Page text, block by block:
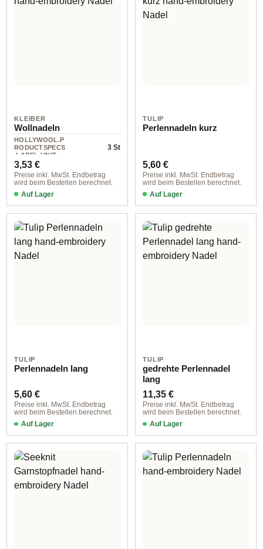
KLEIBER
Wollnadeln
HOLLYWOOL.P
RODUCTSPECS
.LABEL.UNIT
3 St
Regulärer Preis:
3,53 €
Preise inkl. MwSt. Endbetrag
wird beim Bestellen berechnet.
Auf Lager
TULIP
Perlennadeln kurz
Regulärer Preis:
5,60 €
Preise inkl. MwSt. Endbetrag
wird beim Bestellen berechnet.
Auf Lager
TULIP
Perlennadeln lang
Regulärer Preis:
5,60 €
Preise inkl. MwSt. Endbetrag
wird beim Bestellen berechnet.
Auf Lager
TULIP
gedrehte Perlennadel
lang
Regulärer Preis:
11,35 €
Preise inkl. MwSt. Endbetrag
wird beim Bestellen berechnet.
Auf Lager